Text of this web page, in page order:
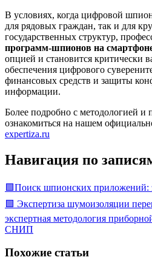
В условиях, когда цифровой
для рядовых граждан, так и для
государственных структур,
программ-шпионов на
опцией и становится критически
обеспечения цифрового
финансовых средств и защиты
информации.
Более подробно с методологией и
ознакомиться на нашем
expertiza.ru
Навигация по
🟩Поиск шпионских приложений:
🟩 Экспертиза шумоизоляции
экспертная методология
СНИП
Похожие статьи